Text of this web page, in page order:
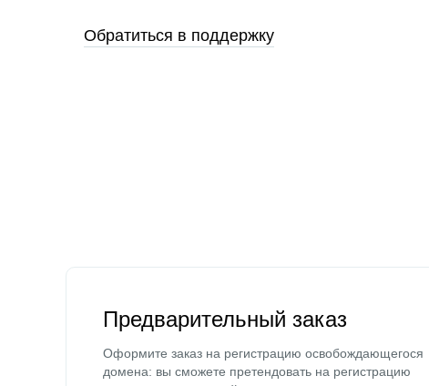
Обратиться в поддержку
Предварительный заказ
Оформите заказ на регистрацию освобождающегося
домена: вы сможете претендовать на регистрацию